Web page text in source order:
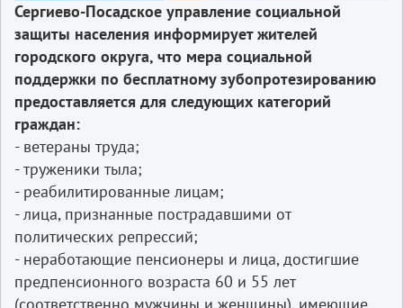
Сергиево-Посадское управление социальной
защиты населения информирует жителей
городского округа, что мера социальной
поддержки по бесплатному зубопротезированию
предоставляется для следующих категорий
граждан:
- ветераны труда;
- труженики тыла;
- реабилитированные лицам;
- лица, признанные пострадавшими от
политических репрессий;
- неработающие пенсионеры и лица, достигшие
предпенсионного возраста 60 и 55 лет